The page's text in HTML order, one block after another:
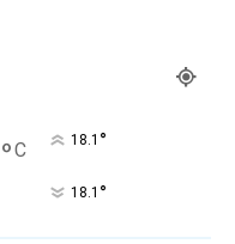
°C 18.1 °
18.1 °